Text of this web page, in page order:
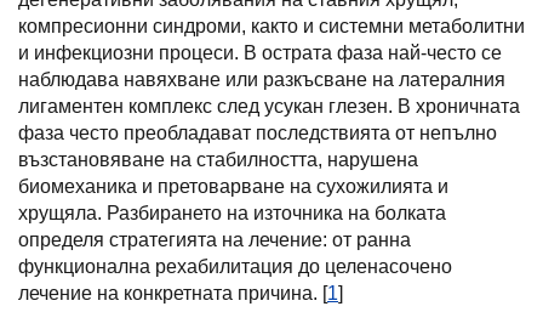
компресионни синдроми, както и системни метаболитни
и инфекциозни процеси. В острата фаза най-често се
наблюдава навяхване или разкъсване на латералния
лигаментен комплекс след усукан глезен. В хроничната
фаза често преобладават последствията от непълно
възстановяване на стабилността, нарушена
биомеханика и претоварване на сухожилията и
хрущяла. Разбирането на източника на болката
определя стратегията на лечение: от ранна
функционална рехабилитация до целенасочено
лечение на конкретната причина. [1]